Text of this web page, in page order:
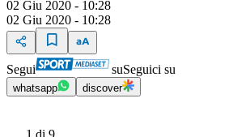
02 Giu 2020 - 10:28
02 Giu 2020 - 10:28
Segui suSeguici su
whatsapp discover
1 di 9